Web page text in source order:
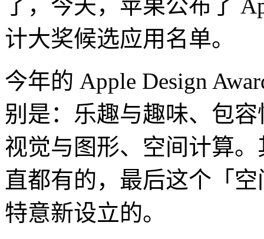
了，今天，苹果公布了
计大奖候选应用名单。
今年的 Apple Design
别是：乐趣与趣味、包
视觉与图形、空间计算
直都有的，最后这个「
特意新设立的。